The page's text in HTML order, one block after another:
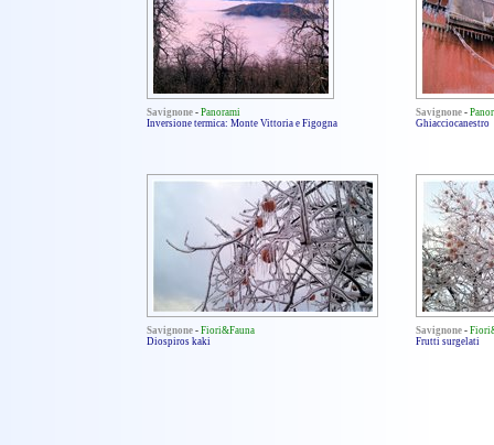
Savignone - Panorami
Inversione termica: Monte Vittoria e Figogna
Savignone -
Ghiacciocanestro
Savignone - Fiori&Fauna
Diospiros kaki
Savignone -
Frutti surgelati